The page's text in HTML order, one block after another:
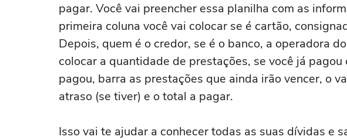
pagar. Você vai preencher essa planilha com as
primeira coluna você vai colocar se é cartão,
Depois, quem é o credor, se é o banco, a operadora
colocar a quantidade de prestações, se você já
pagou, barra as prestações que ainda irão vencer, o
atraso (se tiver) e o total a pagar.
Isso vai te ajudar a conhecer todas as suas dívidas e